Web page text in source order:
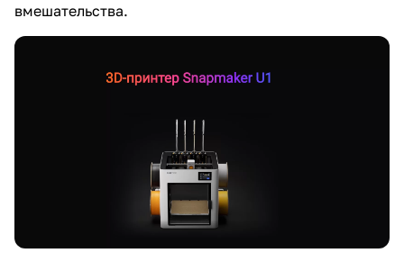
вмешательства.